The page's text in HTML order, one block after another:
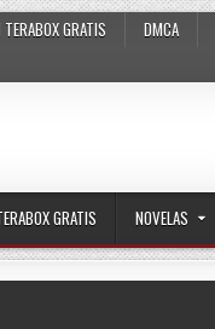
GRATIS DMCA
GRATIS NOVELAS